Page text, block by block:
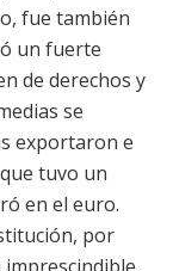
fue también
un fuerte
de derechos y
se
exportaron e
tuvo un
en el euro.
por